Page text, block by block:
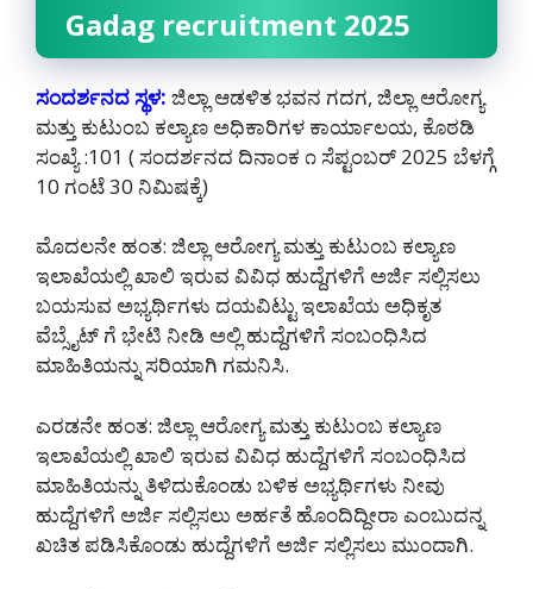
Gadag recruitment 2025
ಸಂದರ್ಶನದ ಸ್ಥಳ: ಜಿಲ್ಲಾ ಆಡಳಿತ ಭವನ ಗದಗ, ಜಿಲ್ಲಾ ಆರೋಗ್ಯ
ಮತ್ತು ಕುಟುಂಬ ಕಲ್ಯಾಣ ಅಧಿಕಾರಿಗಳ ಕಾರ್ಯಾಲಯ, ಕೊಠಡಿ
ಸಂಖ್ಯೆ :101 ( ಸಂದರ್ಶನದ ದಿನಾಂಕ ೧ ಸೆಪ್ಟಂಬರ್ 2025 ಬೆಳಗ್ಗೆ
10 ಗಂಟೆ 30 ನಿಮಿಷಕ್ಕೆ)
ಮೊದಲನೇ ಹಂತ: ಜಿಲ್ಲಾ ಆರೋಗ್ಯ ಮತ್ತು ಕುಟುಂಬ ಕಲ್ಯಾಣ
ಇಲಾಖೆಯಲ್ಲಿ ಖಾಲಿ ಇರುವ ವಿವಿಧ ಹುದ್ದೆಗಳಿಗೆ ಅರ್ಜಿ ಸಲ್ಲಿಸಲು
ಬಯಸುವ ಅಭ್ಯರ್ಥಿಗಳು ದಯವಿಟ್ಟು ಇಲಾಖೆಯ ಅಧಿಕೃತ
ವೆಬ್ಸೈಟ್ ಗೆ ಭೇಟಿ ನೀಡಿ ಅಲ್ಲಿ ಹುದ್ದೆಗಳಿಗೆ ಸಂಬಂಧಿಸಿದ
ಮಾಹಿತಿಯನ್ನು ಸರಿಯಾಗಿ ಗಮನಿಸಿ.
ಎರಡನೇ ಹಂತ: ಜಿಲ್ಲಾ ಆರೋಗ್ಯ ಮತ್ತು ಕುಟುಂಬ ಕಲ್ಯಾಣ
ಇಲಾಖೆಯಲ್ಲಿ ಖಾಲಿ ಇರುವ ವಿವಿಧ ಹುದ್ದೆಗಳಿಗೆ ಸಂಬಂಧಿಸಿದ
ಮಾಹಿತಿಯನ್ನು ತಿಳಿದುಕೊಂಡು ಬಳಿಕ ಅಭ್ಯರ್ಥಿಗಳು ನೀವು
ಹುದ್ದೆಗಳಿಗೆ ಅರ್ಜಿ ಸಲ್ಲಿಸಲು ಅರ್ಹತೆ ಹೊಂದಿದ್ದೀರಾ ಎಂಬುದನ್ನ
ಖಚಿತ ಪಡಿಸಿಕೊಂಡು ಹುದ್ದೆಗಳಿಗೆ ಅರ್ಜಿ ಸಲ್ಲಿಸಲು ಮುಂದಾಗಿ.